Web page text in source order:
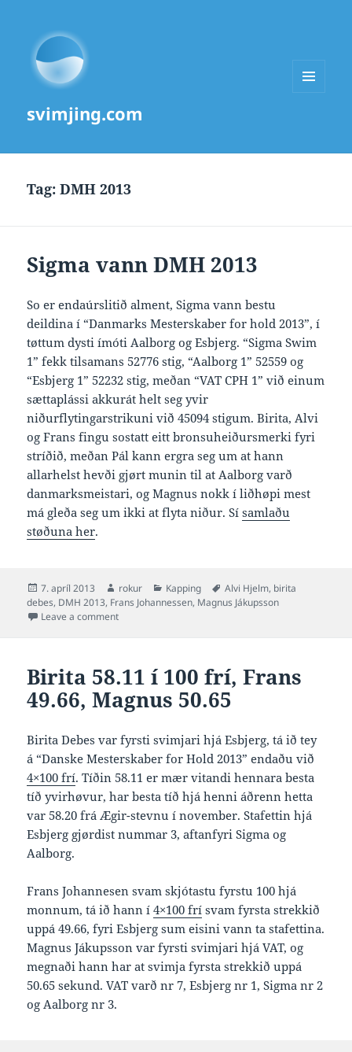
svimjing.com
Tag:DMH 2013
Sigma vann DMH 2013
So er endaúrslitið alment, Sigma vann bestu
deildina í “Danmarks Mesterskaber for hold 2013”, í
tøttum dysti ímóti Aalborg og Esbjerg. “Sigma Swim
1” fekk tilsamans 52776 stig, “Aalborg 1” 52559 og
“Esbjerg 1” 52232 stig, meðan “VAT CPH 1” við einum
sættaplássi akkurát helt seg yvir
niðurflytingarstrikuni við 45094 stigum. Birita, Alvi
og Frans fingu sostatt eitt bronsuheiðursmerki fyri
stríðið, meðan Pál kann ergra seg um at hann
allarhelst hevði gjørt munin til at Aalborg varð
danmarksmeistari, og Magnus nokk í liðhøpi mest
má gleða seg um ikki at flyta niður. Sísamlaðu
støðuna her.
Posted
on
7. apríl 2013 Author
rokur Categories
Kapping Tags
Alvi Hjelm, birita
debes, DMH 2013, Frans Johannessen, Magnus Jákupsson
Leave a commenton Sigma vann DMH 2013
Birita 58.11 í 100 frí, Frans
49.66, Magnus 50.65
Birita Debes var fyrsti svimjari hjá Esbjerg, tá ið tey
á “Danske Mesterskaber for Hold 2013” endaðu við
4×100 frí. Tíðin 58.11 er mær vitandi hennara besta
tíð yvirhøvur, har besta tíð hjá henni áðrenn hetta
var 58.20 frá Ægir-stevnu í november. Stafettin hjá
Esbjerg gjørdist nummar 3, aftanfyri Sigma og
Aalborg.
Frans Johannesen svam skjótastu fyrstu 100 hjá
monnum, tá ið hann í4×100 frí svam fyrsta strekkið
uppá 49.66, fyri Esbjerg sum eisini vann ta stafettina.
Magnus Jákupsson var fyrsti svimjari hjá VAT, og
megnaði hann har at svimja fyrsta strekkið uppá
50.65 sekund. VAT varð nr 7, Esbjerg nr 1, Sigma nr 2
og Aalborg nr 3.